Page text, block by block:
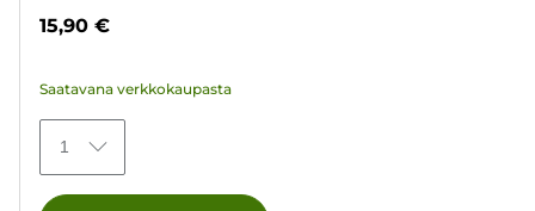
79
15,90 €
Saatavana verkkokaupasta
1